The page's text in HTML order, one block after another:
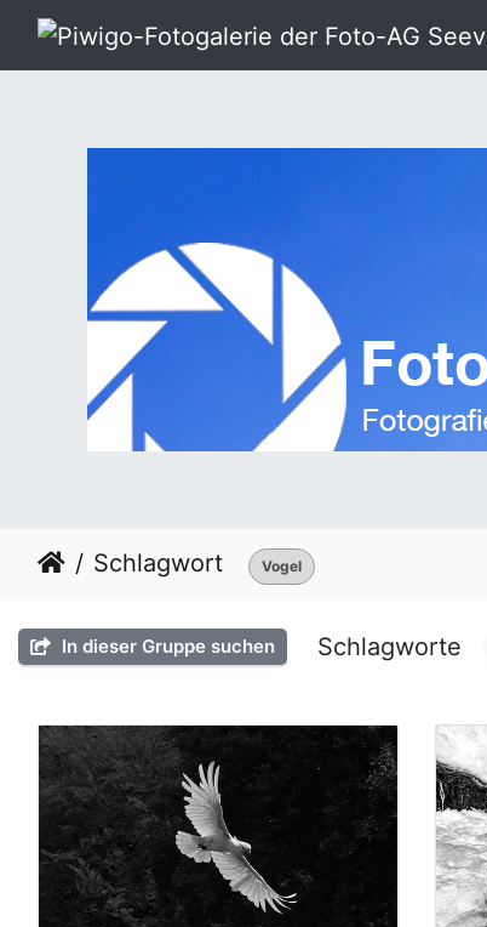
Schlagwort Vogel
In dieser Gruppe suchen Schlagworte